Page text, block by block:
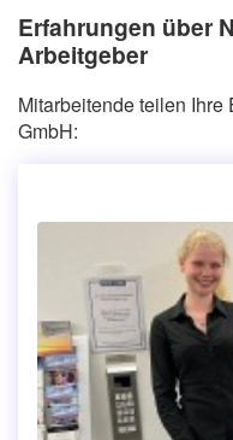
Erfahrungen über
Arbeitgeber
Mitarbeitende teilen
GmbH: